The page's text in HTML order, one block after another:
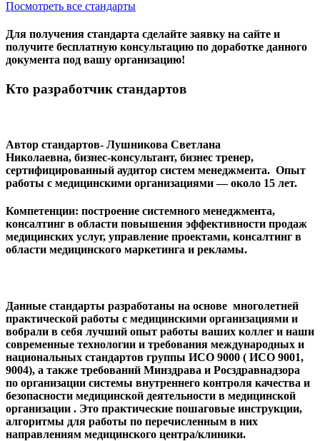
Посмотреть все стандарты
Для получения стандарта сделайте заявку на сайте и
получите бесплатную консультацию по доработке данного
документа под вашу организацию!
Кто разработчик стандартов
Автор стандартов- Лушникова Светлана
Николаевна, бизнес-консультант, бизнес тренер,
сертифицированный аудитор систем менеджмента. Опыт
работы с медицинскими организациями — около 15 лет.
Компетенции: построение системного менеджмента,
консалтинг в области повышения эффективности продаж
медицинских услуг, управление проектами, консалтинг в
области медицинского маркетинга и рекламы.
Данные стандарты разработаны на основе многолетней
практической работы с медицинскими организациями и
вобрали в себя лучший опыт работы ваших коллег и наши
современные технологии и требования международных и
национальных стандартов группы ИСО 9000 ( ИСО 9001,
9004), а также требований Минздрава и Росздравнадзора
по организации системы внутреннего контроля качества и
безопасности медицинской деятельности в медицинской
организации . Это практические пошаговые инструкции,
алгоритмы для работы по перечисленным в них
направлениям медицинского центра/клиники.